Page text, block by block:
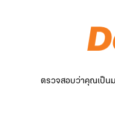
ตรวจสอบว่าคุณเป็น